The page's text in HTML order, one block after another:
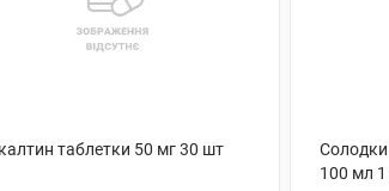
таблетки 50 мг 30 шт
100 мл